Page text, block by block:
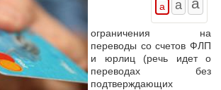
ограничения на
переводы со счетов ФЛП
и юрлиц (речь идет о
переводах без
подтверждающих